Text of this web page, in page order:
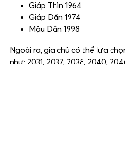
Giáp Thìn 1964
Giáp Dần 1974
Mậu Dần 1998
Ngoài ra, gia chủ có thể lựa
như: 2031, 2037, 2038, 2040,